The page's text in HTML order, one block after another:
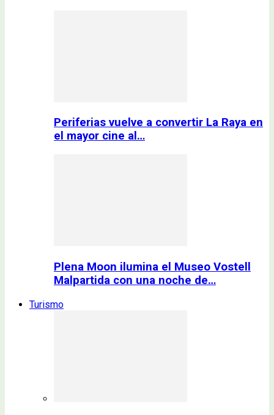
Periferias vuelve a convertir La Raya en
el mayor cine al…
Plena Moon ilumina el Museo Vostell
Malpartida con una noche de…
Turismo